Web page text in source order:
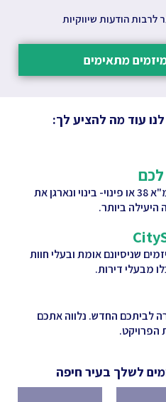
לרבות הודעות שיווקיות
מתאימים
עוד מה להציע לך:
לכם
נגבש איתכם תוכנית תמ"א 38 או פינוי- בינוי ונארגן את
היעילה ביותר.
שניסיונם אומת ובעלי חוות
מבעלי דירות.
לביתכם החדש. נלווה אתכם
הפרויקט.
לשלך בעיר חיפה